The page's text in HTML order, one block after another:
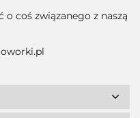
coś związanego z naszą